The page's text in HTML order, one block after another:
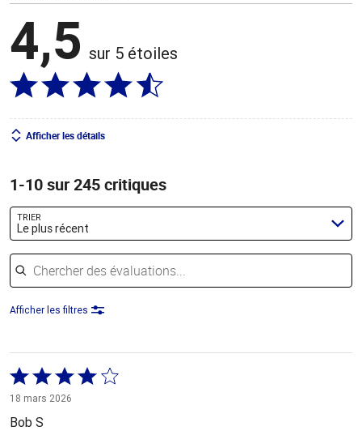
4,5 sur 5 étoiles
Afficher les détails
1-10 sur 245 critiques
TRIER
Le plus récent
Chercher des évaluations
Afficher les filtres
Coté
4 sur
5
18 mars 2026
Bob S